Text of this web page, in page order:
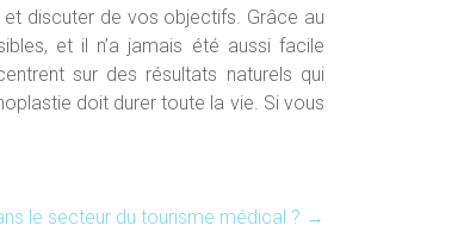
discuter de vos objectifs. Grâce au
et il n’a jamais été aussi facile
sur des résultats naturels qui
doit durer toute la vie. Si vous
le secteur du tourisme médical ? →